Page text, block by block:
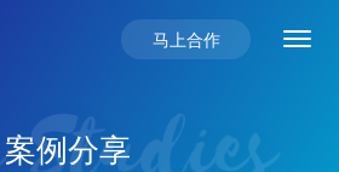
马上合作
案例分享